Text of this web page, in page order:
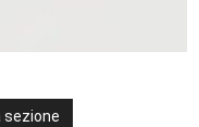
sezione